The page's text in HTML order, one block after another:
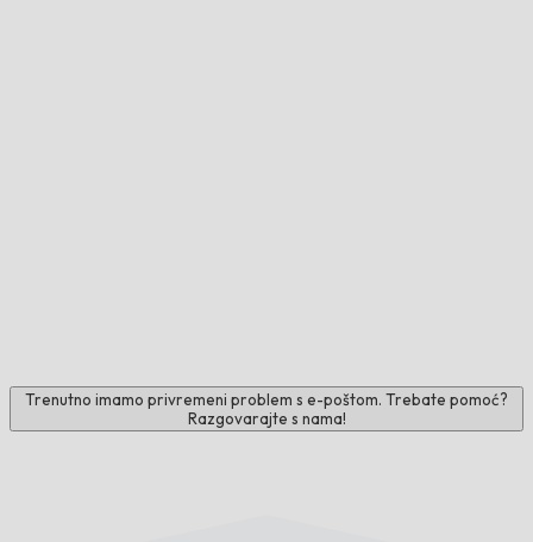
Trenutno imamo privremeni problem s e-poštom. Trebate pomoć?
Razgovarajte s nama!